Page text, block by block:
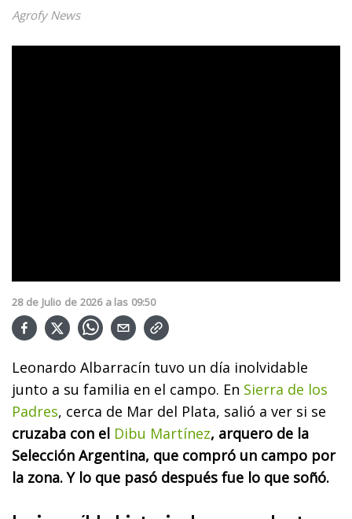
Agrofy News
28 de Julio de 2026 a las 09:50
Leonardo Albarracín tuvo un día inolvidable
junto a su familia en el campo. En Sierra de los
Padres, cerca de Mar del Plata, salió a ver si se
cruzaba con el Dibu Martínez, arquero de la
Selección Argentina, que compró un campo por
la zona. Y lo que pasó después fue lo que soñó.